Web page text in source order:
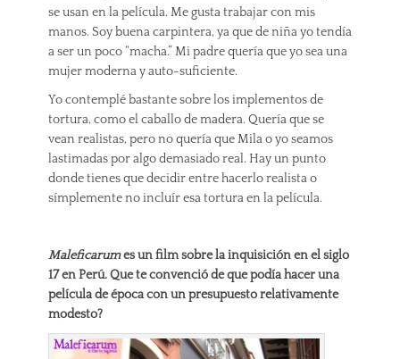
se usan en la película. Me gusta trabajar con mis
manos. Soy buena carpintera, ya que de niña yo tendía
a ser un poco “macha.” Mi padre quería que yo sea una
mujer moderna y auto-suficiente.
Yo contemplé bastante sobre los implementos de
tortura, como el caballo de madera. Quería que se
vean realistas, pero no quería que Mila o yo seamos
lastimadas por algo demasiado real. Hay un punto
donde tienes que decidir entre hacerlo realista o
símplemente no incluír esa tortura en la película.
Maleficarumes un film sobre la inquisición en el siglo
17 en Perú. Que te convenció de que podía hacer una
película de época con un presupuesto relativamente
modesto?